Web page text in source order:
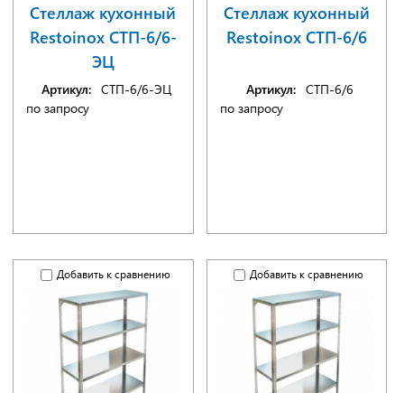
Стеллаж кухонный
Restoinox СТП-6/6-
ЭЦ
Артикул: СТП-6/6-ЭЦ
по запросу
Стеллаж кухонный
Restoinox СТП-6/6
Артикул: СТП-6/6
по запросу
Добавить к сравнению Добавить к сравнению